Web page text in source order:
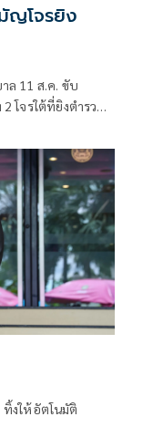
ล​ 11 ส.ค. ขับ
จรใต้ที่ยิงตำรวจ
ทิ้งให้อัตโนมัติ